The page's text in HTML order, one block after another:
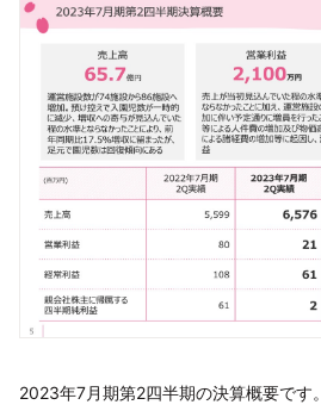
2023年7月期第2四半期の決算概要です。